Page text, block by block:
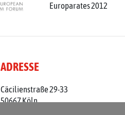
Europarates 2012
ADRESSE
Cäcilienstraße 29-33
50667 Köln